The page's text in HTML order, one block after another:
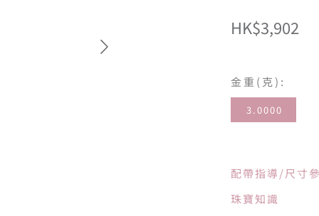
HK$3,902
金重(克):
3.0000
配帶指導/尺寸
珠寶知識